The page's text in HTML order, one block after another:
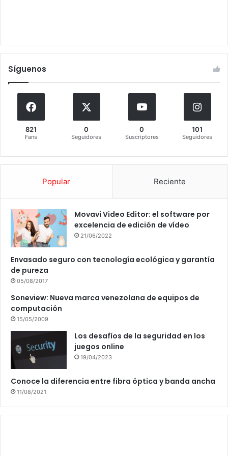
Síguenos
821
Fans
0
Seguidores
0
Suscriptores
101
Seguidores
Popular Reciente
Movavi Video Editor: el software por
excelencia de edición de vídeo
21/06/2022
Envasado seguro con tecnología ecológica y garantía
de pureza
05/08/2017
Soneview: Nueva marca venezolana de equipos de
computación
15/05/2009
Los desafíos de la seguridad en los
juegos online
19/04/2023
Conoce la diferencia entre fibra óptica y banda ancha
11/08/2021